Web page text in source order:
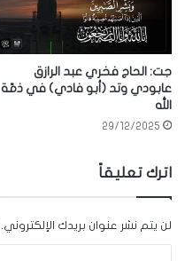
جت: الحاج فخري عبد الرازق
عابودي وتد (أبو فادي) في ذمّة
الله
29/12/2025
اترك تعليقاً
لن يتم نشر عنوان بريدك الإلكتروني.